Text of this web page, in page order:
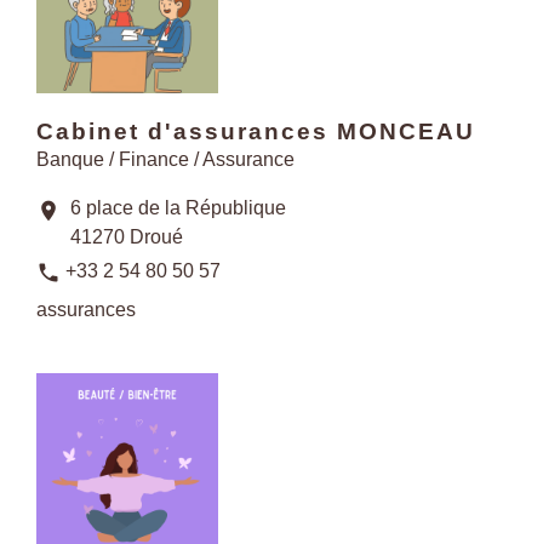
Cabinet d'assurances MONCEAU
Banque / Finance / Assurance
location_on
6 place de la République
41270 Droué
phone +33 2 54 80 50 57
assurances